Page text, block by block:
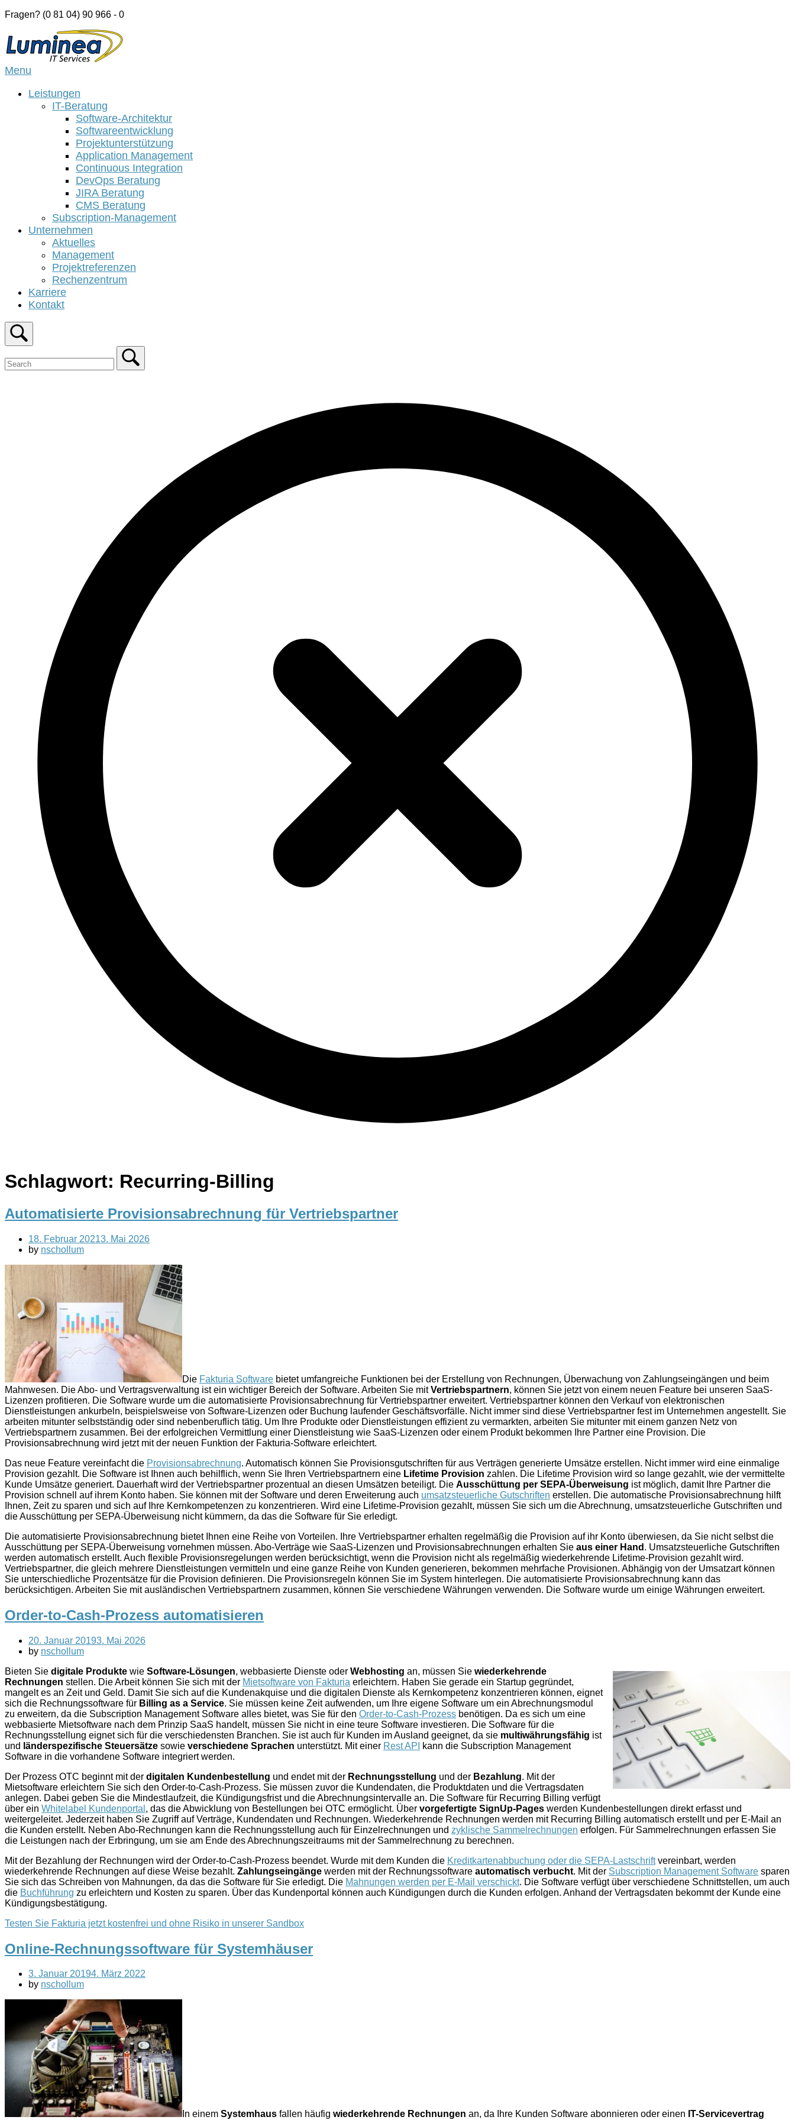
Skip
content
Fragen? (0 81 04) 90 966 - 0
Home
Menu
Leistungen
IT-Beratung
Software-Architektur
Softwareentwicklung
Projektunterstützung
Application Management
Continuous Integration
DevOps Beratung
JIRA Beratung
CMS Beratung
Subscription-Management
Unternehmen
Aktuelles
Management
Projektreferenzen
Rechenzentrum
Karriere
Kontakt
Open
search
bar
Schlagwort: Recurring-Billing
Automatisierte Provisionsabrechnung für Vertriebspartner
18. Februar 20213. Mai 2026
by nschollum
Die Fakturia Software bietet umfangreiche Funktionen bei der Erstellung von Rechnungen, Überwachung von Zahlungseingängen und beim
Mahnwesen. Die Abo- und Vertragsverwaltung ist ein wichtiger Bereich der Software. Arbeiten Sie mitVertriebspartnern, können Sie jetzt von einem neuen Feature bei unseren SaaS-
Lizenzen profitieren. Die Software wurde um die automatisierte Provisionsabrechnung für Vertriebspartner erweitert. Vertriebspartner können den Verkauf von elektronischen
Dienstleistungen ankurbeln, beispielsweise von Software-Lizenzen oder Buchung laufender Geschäftsvorfälle. Nicht immer sind diese Vertriebspartner fest im Unternehmen angestellt. Sie
arbeiten mitunter selbstständig oder sind nebenberuflich tätig. Um Ihre Produkte oder Dienstleistungen effizient zu vermarkten, arbeiten Sie mitunter mit einem ganzen Netz von
Vertriebspartnern zusammen. Bei der erfolgreichen Vermittlung einer Dienstleistung wie SaaS-Lizenzen oder einem Produkt bekommen Ihre Partner eine Provision. Die
Provisionsabrechnung wird jetzt mit der neuen Funktion der Fakturia-Software erleichtert.
Das neue Feature vereinfacht die Provisionsabrechnung. Automatisch können Sie Provisionsgutschriften für aus Verträgen generierte Umsätze erstellen. Nicht immer wird eine einmalige
Provision gezahlt. Die Software ist Ihnen auch behilflich, wenn Sie Ihren Vertriebspartnern eine Lifetime Provision zahlen. Die Lifetime Provision wird so lange gezahlt, wie der vermittelte
Kunde Umsätze generiert. Dauerhaft wird der Vertriebspartner prozentual an diesen Umsätzen beteiligt. Die Ausschüttung per SEPA-Überweisung ist möglich, damit Ihre Partner die
Provision schnell auf ihrem Konto haben. Sie können mit der Software und deren Erweiterung auch umsatzsteuerliche Gutschriften erstellen. Die automatische Provisionsabrechnung hilft
Ihnen, Zeit zu sparen und sich auf Ihre Kernkompetenzen zu konzentrieren. Wird eine Lifetime-Provision gezahlt, müssen Sie sich um die Abrechnung, umsatzsteuerliche Gutschriften und
die Ausschüttung per SEPA-Überweisung nicht kümmern, da das die Software für Sie erledigt.
Die automatisierte Provisionsabrechnung bietet Ihnen eine Reihe von Vorteilen. Ihre Vertriebspartner erhalten regelmäßig die Provision auf ihr Konto überwiesen, da Sie nicht selbst die
Ausschüttung per SEPA-Überweisung vornehmen müssen. Abo-Verträge wie SaaS-Lizenzen und Provisionsabrechnungen erhalten Sie aus einer Hand . Umsatzsteuerliche Gutschriften
werden automatisch erstellt. Auch flexible Provisionsregelungen werden berücksichtigt, wenn die Provision nicht als regelmäßig wiederkehrende Lifetime-Provision gezahlt wird.
Vertriebspartner, die gleich mehrere Dienstleistungen vermitteln und eine ganze Reihe von Kunden generieren, bekommen mehrfache Provisionen. Abhängig von der Umsatzart können
Sie unterschiedliche Prozentsätze für die Provision definieren. Die Provisionsregeln können Sie im System hinterlegen. Die automatisierte Provisionsabrechnung kann das
berücksichtigen. Arbeiten Sie mit ausländischen Vertriebspartnern zusammen, können Sie verschiedene Währungen verwenden. Die Software wurde um einige Währungen erweitert.
Order-to-Cash-Prozess automatisieren
20. Januar 20193. Mai 2026
by nschollum
Bieten Sie digitale Produkte wie Software-Lösungen, webbasierte Dienste oder Webhosting an, müssen Sie wiederkehrende
Rechnungen stellen. Die Arbeit können Sie sich mit der Mietsoftware von Fakturia erleichtern. Haben Sie gerade ein Startup gegründet,
mangelt es an Zeit und Geld. Damit Sie sich auf die Kundenakquise und die digitalen Dienste als Kernkompetenz konzentrieren können, eignet
sich die Rechnungssoftware für Billing as a Service. Sie müssen keine Zeit aufwenden, um Ihre eigene Software um ein Abrechnungsmodul
zu erweitern, da die Subscription Management Software alles bietet, was Sie für den Order-to-Cash-Prozess benötigen. Da es sich um eine
webbasierte Mietsoftware nach dem Prinzip SaaS handelt, müssen Sie nicht in eine teure Software investieren. Die Software für die
Rechnungsstellung eignet sich für die verschiedensten Branchen. Sie ist auch für Kunden im Ausland geeignet, da sie multiwährungsfähig ist
und länderspezifische Steuersätze sowie verschiedene Sprachen unterstützt. Mit einer Rest API
kann die Subscription Management
Software in die vorhandene Software integriert werden.
Der Prozess OTC beginnt mit der digitalen Kundenbestellung und endet mit der Rechnungsstellung und der Bezahlung. Mit der
Mietsoftware erleichtern Sie sich den Order-to-Cash-Prozess. Sie müssen zuvor die Kundendaten, die Produktdaten und die Vertragsdaten
anlegen. Dabei geben Sie die Mindestlaufzeit, die Kündigungsfrist und die Abrechnungsintervalle an. Die Software für Recurring Billing verfügt
über ein Whitelabel Kundenportal , das die Abwicklung von Bestellungen bei OTC ermöglicht. Über vorgefertigte SignUp-Pages werden Kundenbestellungen direkt erfasst und
weitergeleitet. Jederzeit haben Sie Zugriff auf Verträge, Kundendaten und Rechnungen. Wiederkehrende Rechnungen werden mit Recurring Billing automatisch erstellt und per E-Mail an
die Kunden erstellt. Neben Abo-Rechnungen kann die Rechnungsstellung auch für Einzelrechnungen und zyklische Sammelrechnungen erfolgen. Für Sammelrechnungen erfassen Sie
die Leistungen nach der Erbringung, um sie am Ende des Abrechnungszeitraums mit der Sammelrechnung zu berechnen.
Mit der Bezahlung der Rechnungen wird der Order-to-Cash-Prozess beendet. Wurde mit dem Kunden die Kreditkartenabbuchung oder die SEPA-Lastschriftvereinbart, werden
wiederkehrende Rechnungen auf diese Weise bezahlt. Zahlungseingänge werden mit der Rechnungssoftware automatisch verbucht. Mit der Subscription Management Software sparen
Sie sich das Schreiben von Mahnungen, da das die Software für Sie erledigt. Die Mahnungen werden per E-Mail verschickt. Die Software verfügt über verschiedene Schnittstellen, um auch
die Buchführung zu erleichtern und Kosten zu sparen. Über das Kundenportal können auch Kündigungen durch die Kunden erfolgen. Anhand der Vertragsdaten bekommt der Kunde eine
Kündigungsbestätigung.
Testen Sie Fakturia jetzt kostenfrei und ohne Risiko in unserer Sandbox
Online-Rechnungssoftware für Systemhäuser
3. Januar 20194. März 2022
by nschollum
In einem Systemhaus fallen häufig wiederkehrende Rechnungen an, da Ihre Kunden Software abonnieren oder einen IT-Servicevertrag